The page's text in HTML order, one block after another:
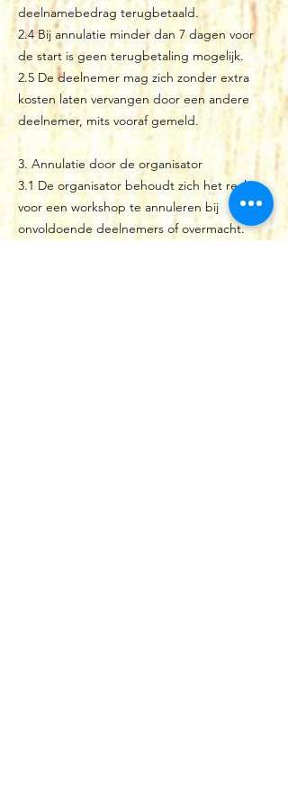
deelnamebedrag terugbetaald.
2.4 Bij annulatie minder dan 7 dagen voor
de start is geen terugbetaling mogelijk.
2.5 De deelnemer mag zich zonder extra
kosten laten vervangen door een andere
deelnemer, mits vooraf gemeld.
3. Annulatie door de organisator
3.1 De organisator behoudt zich het recht
voor een workshop te annuleren bij
onvoldoende deelnemers of overmacht.